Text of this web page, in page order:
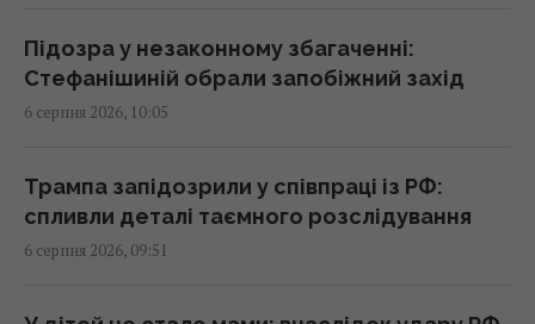
Телескоп на Гаваях зафіксував нові
загадкові явища на поверхні Сонця
10:09 четвер, 06 серпня 2026
Експерт розкрив, як Україні розвʼязати
проблему нестачі ракет до Patriot
09:51 четвер, 06 серпня 2026
Підозра у незаконному збагаченні:
Стефанішиній обрали запобіжний захід
6 серпня 2026, 10:05
Трампа запідозрили у співпраці із РФ:
спливли деталі таємного розслідування
6 серпня 2026, 09:51